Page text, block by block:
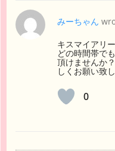
みーちゃん
キスマイアリ
どの時間帯で
頂けませんか
しくお願い致
0